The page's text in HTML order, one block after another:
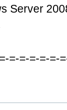
Server
=-=-=-=-=-